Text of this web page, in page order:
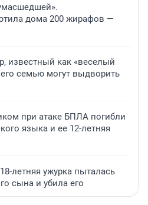
дома 200 жирафов —
известный как «веселый
семью могут выдворить
при атаке БПЛА погибли
языка и ее 12-летняя
летняя ужурка пыталась
сына и убила его